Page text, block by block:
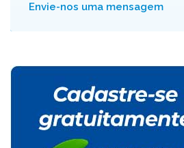
Envie-nos uma mensagem